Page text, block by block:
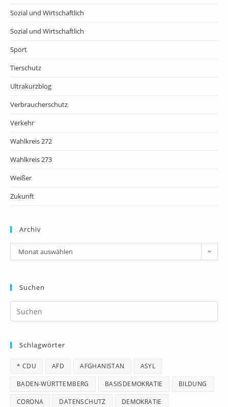
Sozial und Wirtschaftlich
Sozial und Wirtschaftlich
Sport
Tierschutz
Ultrakurzblog
Verbraucherschutz
Verkehr
Wahlkreis 272
Wahlkreis 273
Weißer
Zukunft
Archiv
Archiv
Monat auswählen
Suchen
Schlagwörter
* CDU AFD AFGHANISTAN ASYL
BADEN-WÜRTTEMBERG BASISDEMOKRATIE BILDUNG
CORONA DATENSCHUTZ DEMOKRATIE